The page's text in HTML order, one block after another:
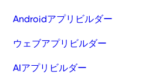
Androidアプリビルダー
ウェブアプリビルダー
AIアプリビルダー